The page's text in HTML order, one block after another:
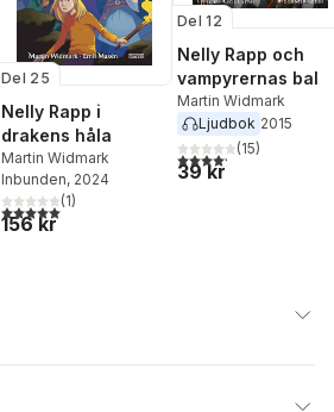
Del 25
Nelly Rapp i
drakens håla
Martin Widmark
Inbunden, 2024
5,0utav 5 stjärnor. Totalt antal röster:
(1)
156 kr
Del 12
Nelly Rapp och
vampyrernas bal
Martin Widmark
Ljudbok 2015
4,2utav 5 stjärnor.
(15)
39 kr